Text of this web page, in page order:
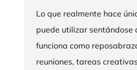
Lo que realmente hace
puede utilizar sentándose
funciona como
reuniones, tareas